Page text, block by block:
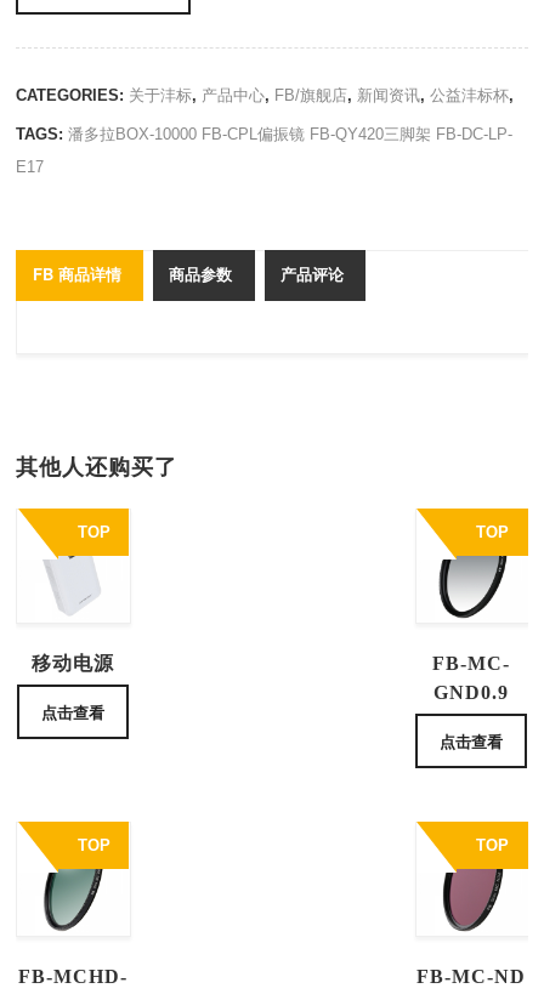
CATEGORIES: 关于沣标, 产品中心, FB/旗舰店, 新闻资讯,公益沣标杯,
TAGS:潘多拉BOX-10000 FB-CPL偏振镜 FB-QY420三脚架 FB-DC-LP-
E17
FB 商品详情 商品参数 产品评论
其他人还购买了
TOP
移动电源
点击查看
TOP
FB-MC-
GND0.9
点击查看
TOP
FB-MCHD-
TOP
FB-MC-ND